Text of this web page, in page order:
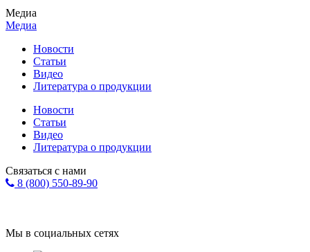
Медиа
Медиа
Новости
Статьи
Видео
Литература о продукции
Новости
Статьи
Видео
Литература о продукции
Связаться с нами
8 (800) 550-89-90
Мы в социальных сетях